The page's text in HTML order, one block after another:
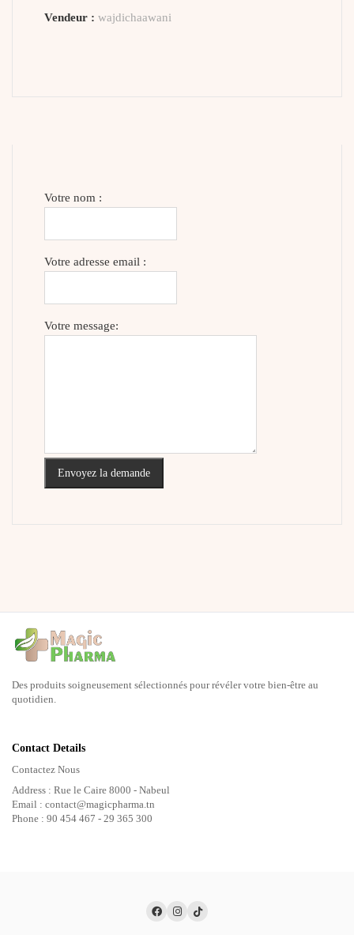
Vendeur : wajdichaawani
Votre nom :
Votre adresse email :
Votre message:
Envoyez la demande
Des produits soigneusement sélectionnés pour révéler votre bien-être au
quotidien.
Contact Details
Contactez Nous
Address : Rue le Caire 8000 - Nabeul
Email : contact@magicpharma.tn
Phone : 90 454 467 - 29 365 300